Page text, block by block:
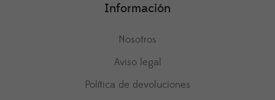
Información
Nosotros
Aviso legal
Política de devoluciones